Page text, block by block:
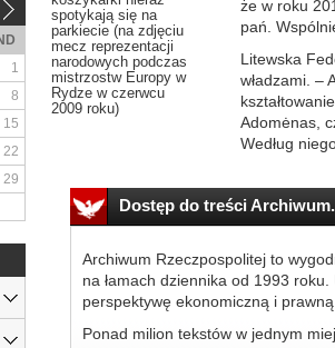
spotykają się na
parkiecie (na zdjęciu
mecz reprezentacji
narodowych podczas
mistrzostw Europy w
Rydze w czerwcu
2009 roku)
że w roku
pań.
Litewska
władzami. –
Adomėnas,
Według
Dostęp do treści
Archiwum Rzeczpospolitej to
na łamach dziennika od 1993
perspektywę ekonomiczną i prawną.
Ponad milion tekstów w jednym
1
8
15
22
29